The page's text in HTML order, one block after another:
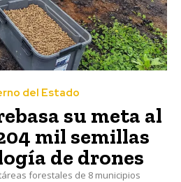
del Estado
su meta al
mil semillas
de drones
forestales de 8 municipios